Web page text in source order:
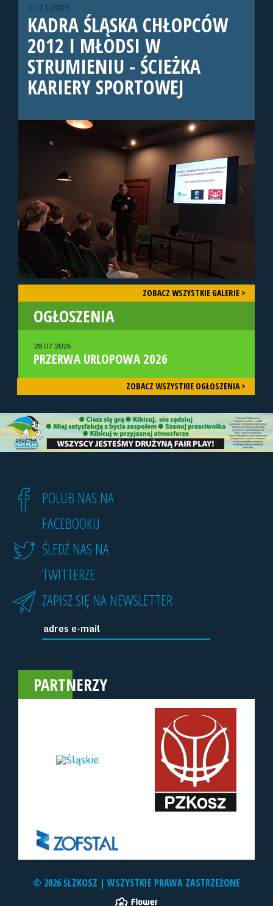
11.11.2025
KADRA ŚLĄSKA CHŁOPCÓW
2012 I MŁODSI W
STRUMIENIU - ŚCIEŻKA
KARIERY SPORTOWEJ
ZOBACZ WSZYSTKIE GALERIE >
OGŁOSZENIA
28.07.2026
PRZERWA URLOPOWA 2026
ZOBACZ WSZYSTKIE OGŁOSZENIA >
POLUB NAS NA
FACEBOOKU
ŚLEDŹ NAS NA
TWITTERZE
ZAPISZ SIĘ NA NEWSLETTER
PARTNERZY
© 2026 ŚLZKOSZ | WSZYSTKIE PRAWA ZASTRZEŻONE